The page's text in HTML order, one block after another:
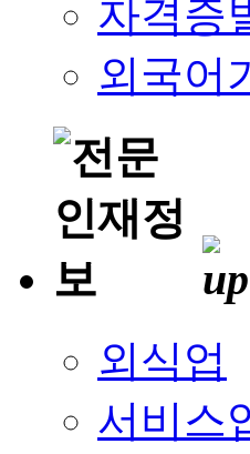
자격증
외국어
외식업
서비스